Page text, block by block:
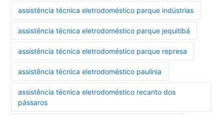
assistência técnica eletrodoméstico parque indústrias
assistência técnica eletrodoméstico parque jequitibá
assistência técnica eletrodoméstico parque represa
assistência técnica eletrodoméstico paulínia
assistência técnica eletrodoméstico recanto dos
pássaros